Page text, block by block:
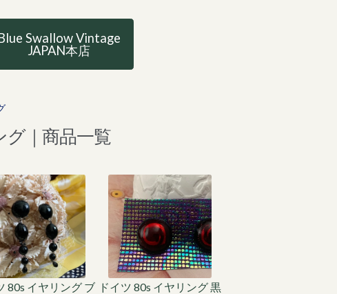
Swallow Vintage
JAPAN本店
｜商品一覧
80s イヤリング ブ ドイツ 80s イヤリング 黒